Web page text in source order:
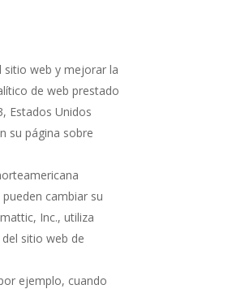
sitio web y mejorar la
de web prestado
Estados Unidos
su página sobre
cambiar su
Inc., utiliza
sitio web de
ejemplo, cuando